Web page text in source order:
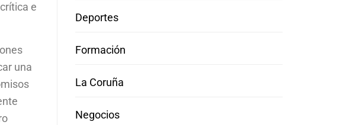
e
una
Deportes
Formación
La Coruña
Negocios